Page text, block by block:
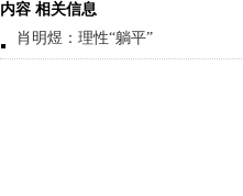
内容 相关信息
肖明煜：理性“躺平”